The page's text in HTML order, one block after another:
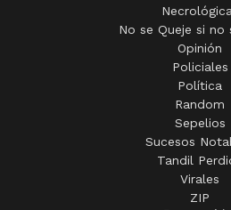
No se Queje si no
Opinión
Policiales
Política
Random
Sepelios
Sucesos
Tandil
Virales
ZIP